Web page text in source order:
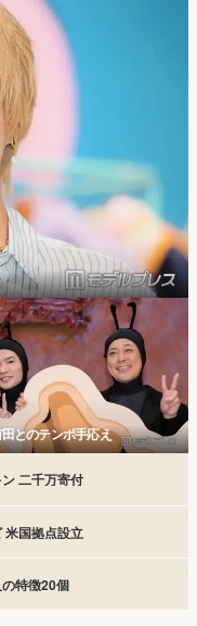
とのテンポ手応え
二千万寄付
米国拠点設立
特徴20個